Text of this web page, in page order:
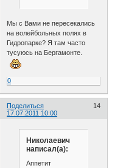
Мы с Вами не пересекались
на волейбольных полях в
Гидропарке? Я там часто
тусуюсь на Бергамонте.
0
Поделиться
14
17.07.2011 10:00
Николаевич
написал(а):
Аппетит